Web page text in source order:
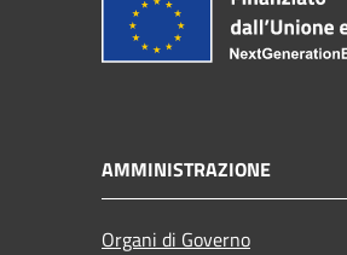
AMMINISTRAZIONE
Organi di Governo